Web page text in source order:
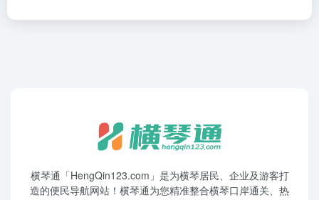
横琴通「HengQin123.com」是为横琴居民、企业及游客打
造的便民导航网站！横琴通为您精准整合横琴口岸通关、热